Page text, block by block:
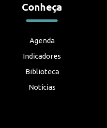
Conheça
Agenda
Indicadores
Biblioteca
Notícias